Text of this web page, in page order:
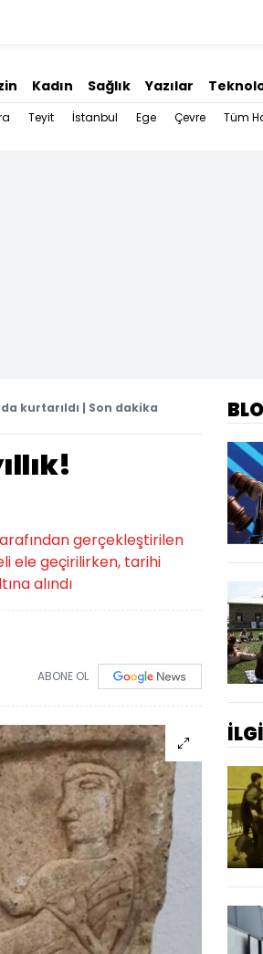
Kadın Sağlık Yazılar
Teyit İstanbul Ege Çevre Tüm
kurtarıldı | Son dakika
gerçekleştirilen
ele geçirilirken, tarihi
alındı
ABONE OL